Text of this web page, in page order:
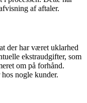
af aftaler.
der har været uklarhed
ekstraudgifter, som
om på forhånd.
nogle kunder.